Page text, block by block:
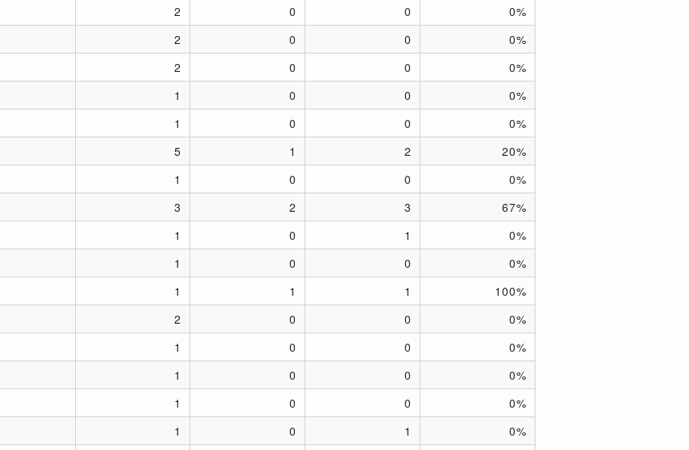
2 0 0
0%
2 0 0
0%
2 0 0
0%
1 0 0
0%
1 0 0
0%
5 1 2
20%
1 0 0
0%
3 2 3
67%
1 0 1
0%
1 0 0
0%
1 1 1
100%
2 0 0
0%
1 0 0
0%
1 0 0
0%
1 0 0
0%
1 0 1 0%